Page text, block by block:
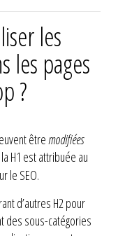
les
les pages
?
être modifiées
H1 est attribuée au
le SEO.
d’autres H2 pour
des sous-catégories